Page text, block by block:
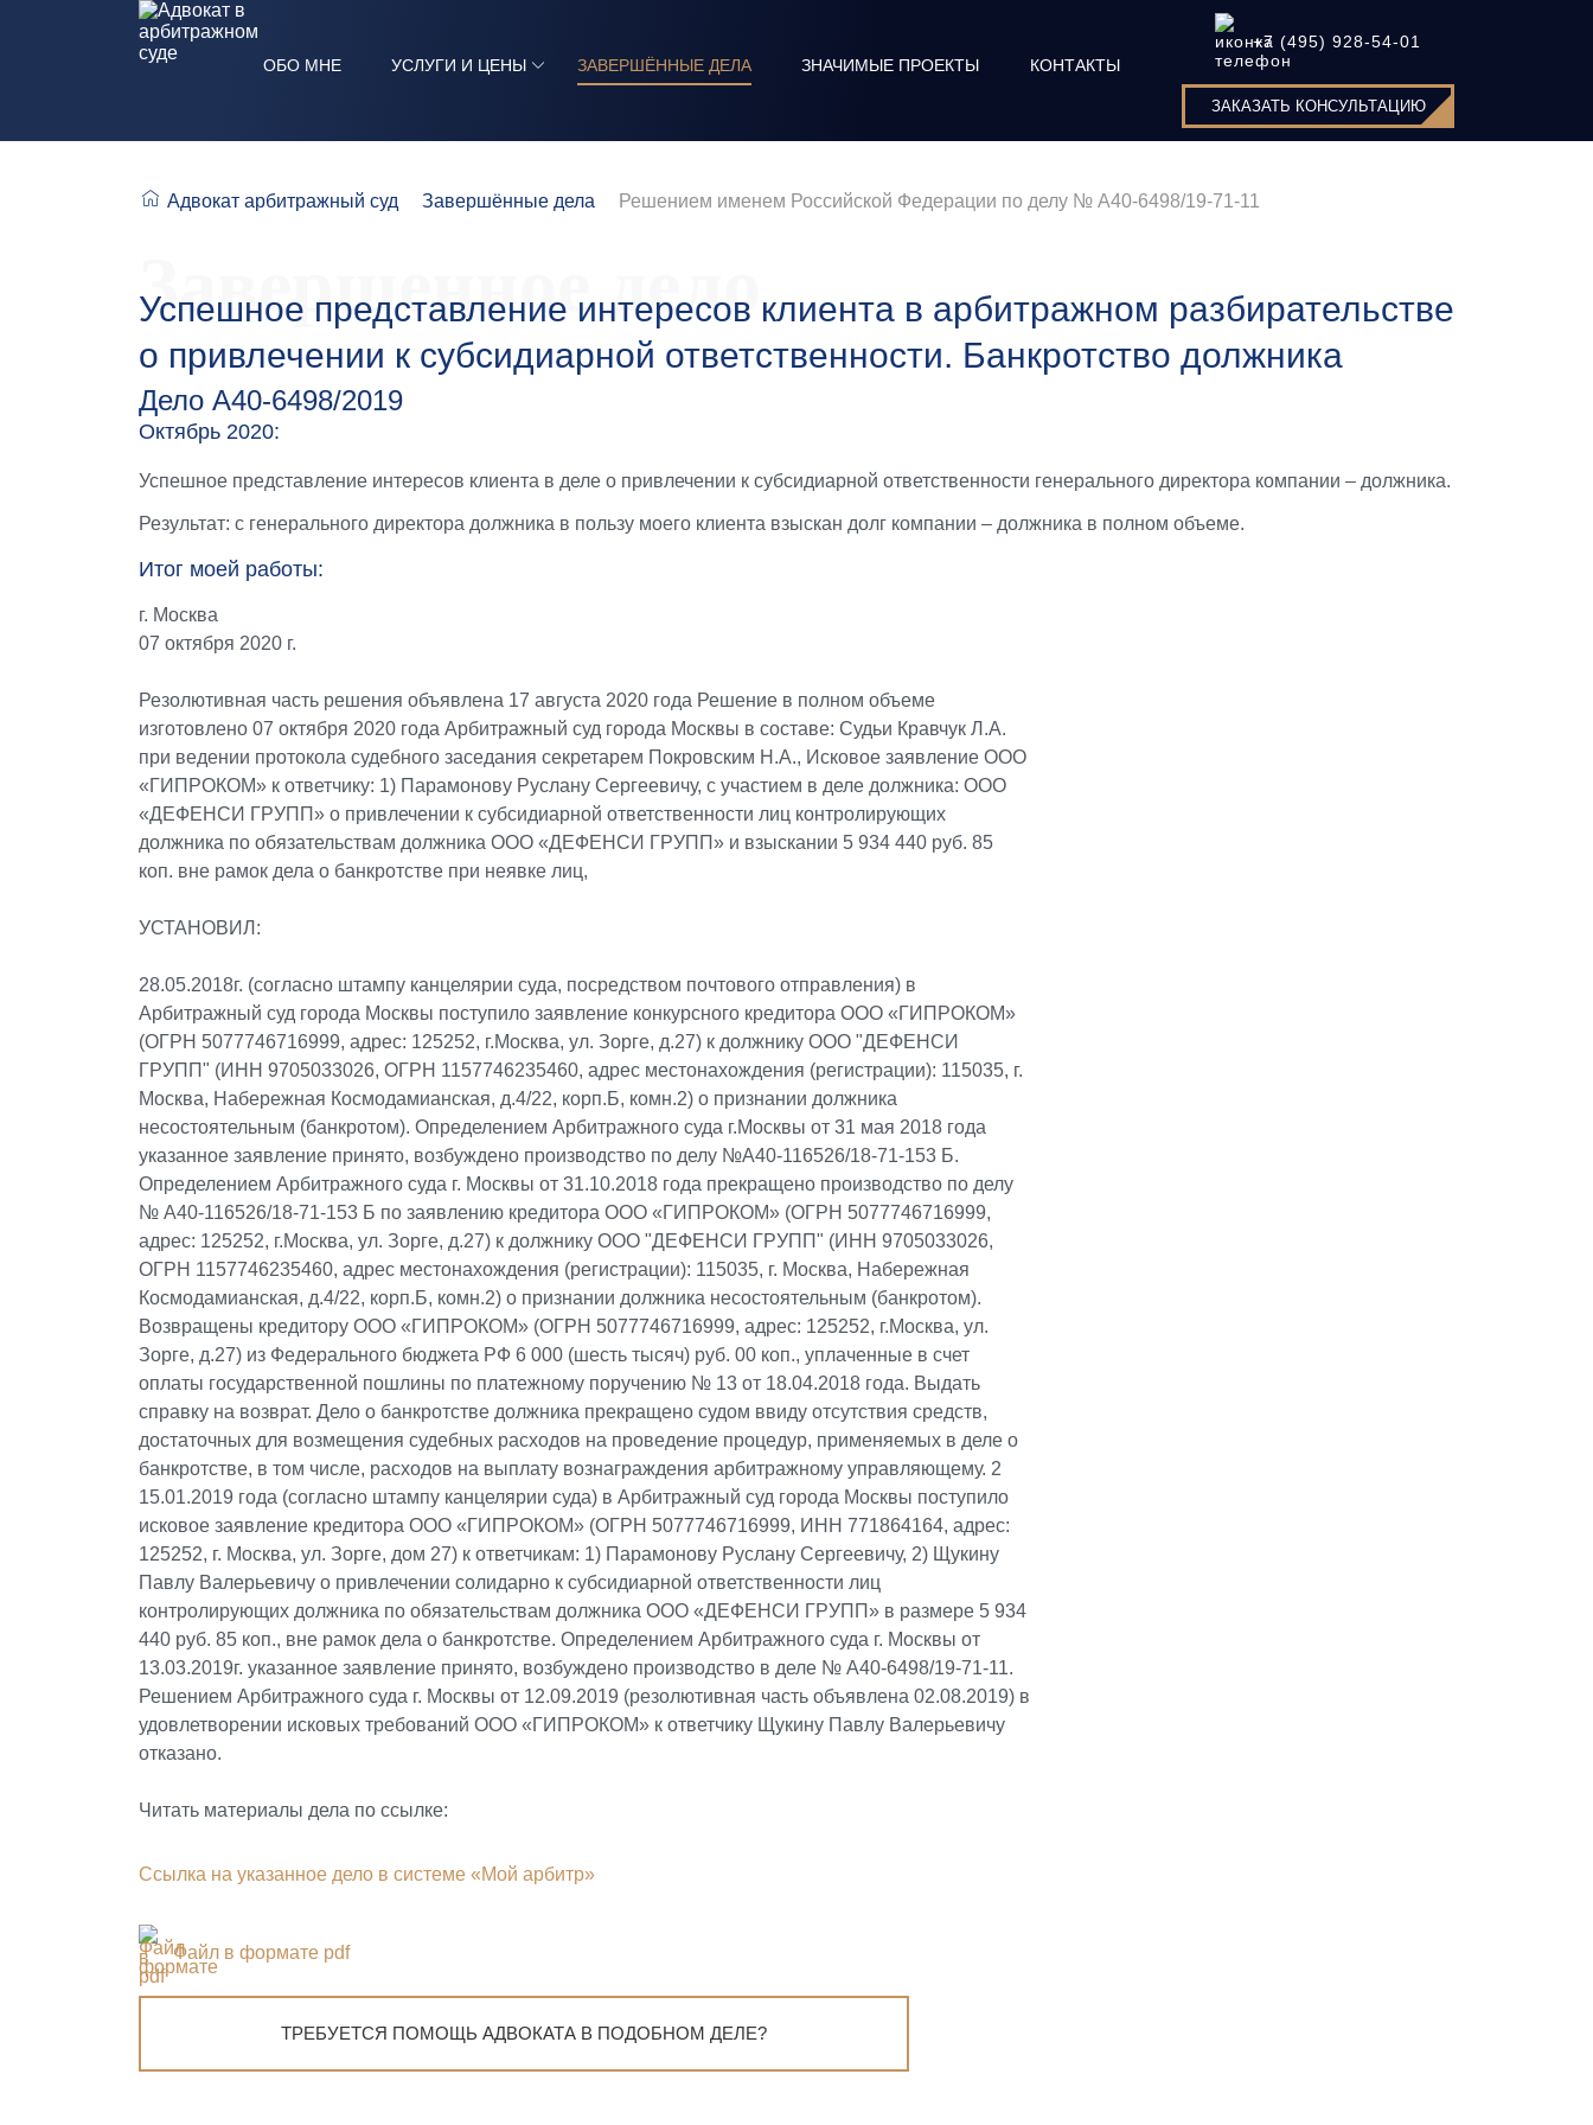
ОБО МНЕ УСЛУГИ И ЦЕНЫ ЗАВЕРШЁННЫЕ ДЕЛА ЗНАЧИМЫЕ ПРОЕКТЫ КОНТАКТЫ
+7 (495) 928-54-01
ЗАКАЗАТЬ КОНСУЛЬТАЦИЮ
Адвокат арбитражный суд Завершённые дела Решением именем Российской Федерации по делу № А40-6498/19-71-11
Успешное представление интересов клиента в арбитражном разбирательстве
о привлечении к субсидиарной ответственности. Банкротство должника
Дело А40-6498/2019
Октябрь 2020:
Завершенное дело
Успешное представление интересов клиента в деле о привлечении к субсидиарной ответственности генерального директора компании – должника.
Результат: с генерального директора должника в пользу моего клиента взыскан долг компании – должника в полном объеме.
Итог моей работы:
г. Москва
07 октября 2020 г.
Резолютивная часть решения объявлена 17 августа 2020 года Решение в полном объеме
изготовлено 07 октября 2020 года Арбитражный суд города Москвы в составе: Судьи Кравчук Л.А.
при ведении протокола судебного заседания секретарем Покровским Н.А., Исковое заявление ООО
«ГИПРОКОМ» к ответчику: 1) Парамонову Руслану Сергеевичу, с участием в деле должника: ООО
«ДЕФЕНСИ ГРУПП» о привлечении к субсидиарной ответственности лиц контролирующих
должника по обязательствам должника ООО «ДЕФЕНСИ ГРУПП» и взыскании 5 934 440 руб. 85
коп. вне рамок дела о банкротстве при неявке лиц,
УСТАНОВИЛ:
28.05.2018г. (согласно штампу канцелярии суда, посредством почтового отправления) в
Арбитражный суд города Москвы поступило заявление конкурсного кредитора ООО «ГИПРОКОМ»
(ОГРН 5077746716999, адрес: 125252, г.Москва, ул. Зорге, д.27) к должнику ООО "ДЕФЕНСИ
ГРУПП" (ИНН 9705033026, ОГРН 1157746235460, адрес местонахождения (регистрации): 115035, г.
Москва, Набережная Космодамианская, д.4/22, корп.Б, комн.2) о признании должника
несостоятельным (банкротом). Определением Арбитражного суда г.Москвы от 31 мая 2018 года
указанное заявление принято, возбуждено производство по делу №А40-116526/18-71-153 Б.
Определением Арбитражного суда г. Москвы от 31.10.2018 года прекращено производство по делу
№ А40-116526/18-71-153 Б по заявлению кредитора ООО «ГИПРОКОМ» (ОГРН 5077746716999,
адрес: 125252, г.Москва, ул. Зорге, д.27) к должнику ООО "ДЕФЕНСИ ГРУПП" (ИНН 9705033026,
ОГРН 1157746235460, адрес местонахождения (регистрации): 115035, г. Москва, Набережная
Космодамианская, д.4/22, корп.Б, комн.2) о признании должника несостоятельным (банкротом).
Возвращены кредитору ООО «ГИПРОКОМ» (ОГРН 5077746716999, адрес: 125252, г.Москва, ул.
Зорге, д.27) из Федерального бюджета РФ 6 000 (шесть тысяч) руб. 00 коп., уплаченные в счет
оплаты государственной пошлины по платежному поручению № 13 от 18.04.2018 года. Выдать
справку на возврат. Дело о банкротстве должника прекращено судом ввиду отсутствия средств,
достаточных для возмещения судебных расходов на проведение процедур, применяемых в деле о
банкротстве, в том числе, расходов на выплату вознаграждения арбитражному управляющему. 2
15.01.2019 года (согласно штампу канцелярии суда) в Арбитражный суд города Москвы поступило
исковое заявление кредитора ООО «ГИПРОКОМ» (ОГРН 5077746716999, ИНН 771864164, адрес:
125252, г. Москва, ул. Зорге, дом 27) к ответчикам: 1) Парамонову Руслану Сергеевичу, 2) Щукину
Павлу Валерьевичу о привлечении солидарно к субсидиарной ответственности лиц
контролирующих должника по обязательствам должника ООО «ДЕФЕНСИ ГРУПП» в размере 5 934
440 руб. 85 коп., вне рамок дела о банкротстве. Определением Арбитражного суда г. Москвы от
13.03.2019г. указанное заявление принято, возбуждено производство в деле № А40-6498/19-71-11.
Решением Арбитражного суда г. Москвы от 12.09.2019 (резолютивная часть объявлена 02.08.2019) в
удовлетворении исковых требований ООО «ГИПРОКОМ» к ответчику Щукину Павлу Валерьевичу
отказано.
Читать материалы дела по ссылке:
Ссылка на указанное дело в системе «Мой арбитр»
Файл в формате pdf
ТРЕБУЕТСЯ ПОМОЩЬ АДВОКАТА В ПОДОБНОМ ДЕЛЕ?